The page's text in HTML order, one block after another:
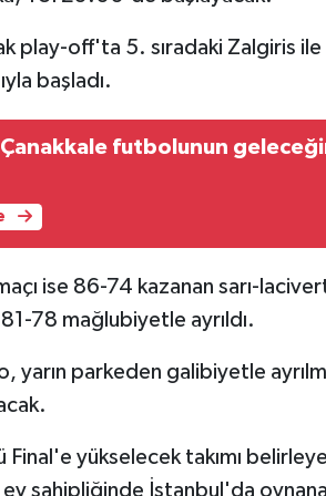
play-off'ta 5. sıradaki Zalgiris ile
başladı.
futbolunun
ise 86-74 kazanan sarı-
78 mağlubiyetle ayrıldı.
yarın parkeden galibiyetle
yükselecek takımı
sahipliğinde İstanbul'da